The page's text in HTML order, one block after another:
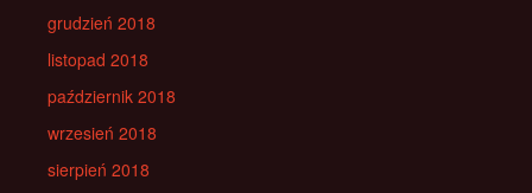
grudzień 2018
listopad 2018
październik 2018
wrzesień 2018
sierpień 2018